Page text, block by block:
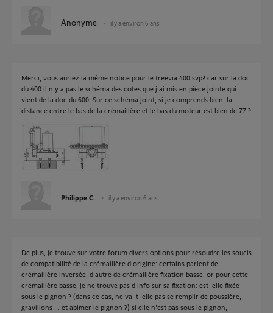
Anonyme il y a environ 6 ans
Merci, vous auriez la même notice pour le freevia 400 svp? car sur la doc
du 400 il n'y a pas le schéma des cotes que j'ai mis en pièce jointe qui
vient de la doc du 600. Sur ce schéma joint, si je comprends bien: la
distance entre le bas de la crémaillère et le bas du moteur est bien de 77 ?
Philippe C. il y a environ 6 ans
De plus, je trouve sur votre forum divers options pour résoudre les soucis
de compatibilité de la crémaillère d'origine: certains parlent de
crémaillère inversée, d'autre de crémaillère fixation basse: or pour cette
crémaillère basse, je ne trouve pas d'info sur sa fixation: est-elle fixée
sous le pignon ? (dans ce cas, ne va-t-elle pas se remplir de poussière,
gravillons ... et abimer le pignon ?) si elle n'est pas sous le pignon,